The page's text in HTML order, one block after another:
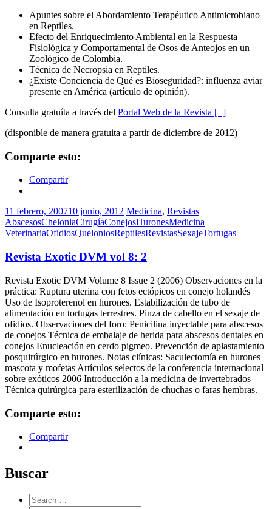
Apuntes sobre el Abordamiento Terapéutico Antimicrobiano
en Reptiles.
Efecto del Enriquecimiento Ambiental en la Respuesta
Fisiológica y Comportamental de Osos de Anteojos en un
Zoológico de Colombia.
Técnica de Necropsia en Reptiles.
¿Existe Conciencia de Qué es Bioseguridad?: influenza aviar
presente en América (artículo de opinión).
Consulta gratuíta a través del Portal Web de la Revista [+]
(disponible de manera gratuita a partir de diciembre de 2012)
Comparte esto:
Compartir
11 febrero, 200710 junio, 2012 Medicina, Revistas
AbscesosCheloniaCirugíaConejosHuronesMedicina
VeterinariaOfidiosQueloniosReptilesRevistasSexajeTortugas
Revista Exotic DVM vol 8: 2
Revista Exotic DVM Volume 8 Issue 2 (2006) Observaciones en la
práctica: Ruptura uterina con fetos ectópicos en conejo holandés
Uso de Isoproterenol en hurones. Estabilización de tubo de
alimentación en tortugas terrestres. Pinza de cabello en el sexaje de
ofidios. Observaciones del foro: Penicilina inyectable para abscesos
de conejos Técnica de embalaje de herida para abscesos dentales en
conejos Enucleación en cerdo pigmeo. Prevención de aplastamiento
posquirúrgico en hurones. Notas clínicas: Saculectomía en hurones
mascota y mofetas Artículos selectos de la conferencia internacional
sobre exóticos 2006 Introducción a la medicina de invertebrados
Técnica quirúrgica para esterilización de chuchas o faras hembras.
Comparte esto:
Compartir
Buscar